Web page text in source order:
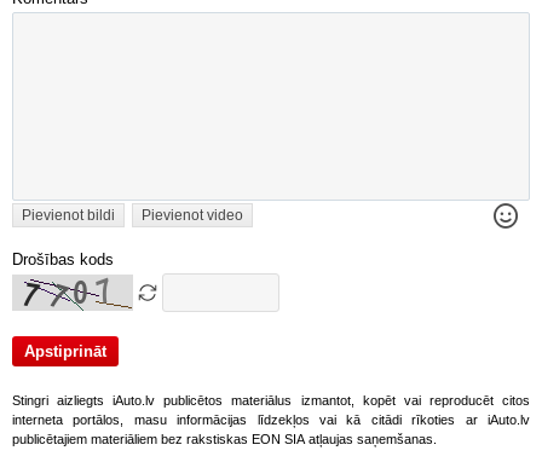
Pievienot bildi Pievienot video
Drošības kods
Stingri aizliegts iAuto.lv publicētos materiālus izmantot, kopēt vai reproducēt citos
interneta portālos, masu informācijas līdzekļos vai kā citādi rīkoties ar iAuto.lv
publicētajiem materiāliem bez rakstiskas EON SIA atļaujas saņemšanas.